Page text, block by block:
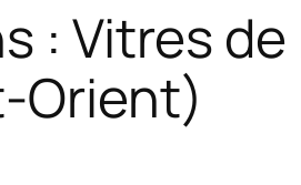
: Vitres de
Orient)